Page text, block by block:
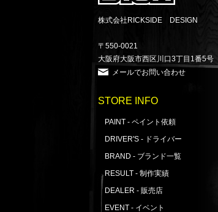
株式会社RICKSIDE DESIGN
〒550-0021
大阪府大阪市西区川口3丁目1番5号
メールでお問い合わせ
STORE INFO
PAINT - ペイント依頼
DRIVER'S - ドライバー
BRAND - ブランド一覧
RESULT - 制作実績
DEALER - 販売店
EVENT - イベント